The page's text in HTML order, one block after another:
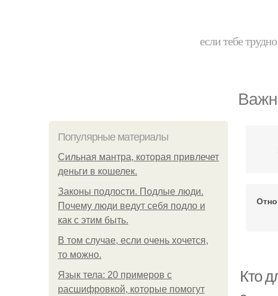
если тебе
Популярные материалы
Сильная мантра, которая привлечет
деньги в кошелек.
Законы подлости. Подлые люди.
Почему люди ведут себя подло и
как с этим быть.
В том случае, если очень хочется,
то можно.
Язык тела: 20 примеров с
расшифровкой, которые помогут
Кто